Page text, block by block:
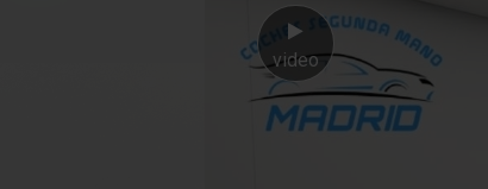
video